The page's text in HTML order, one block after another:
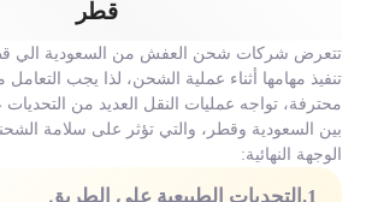
قطر
تتعرض شركات شحن العفش من السعودية الي
تنفيذ مهامها أثناء عملية الشحن، لذا يجب
محترفة، تواجه عمليات النقل العديد من
بين السعودية وقطر، والتي تؤثر على سلامة
الوجهة النهائية:
1.التحديات الطبيعية على الطريق